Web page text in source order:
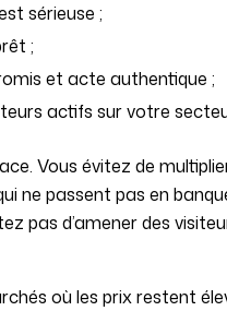
sérieuse ;
;
et acte authentique ;
actifs sur votre
Vous évitez de
ne passent pas en
pas d’amener des
où les prix restent